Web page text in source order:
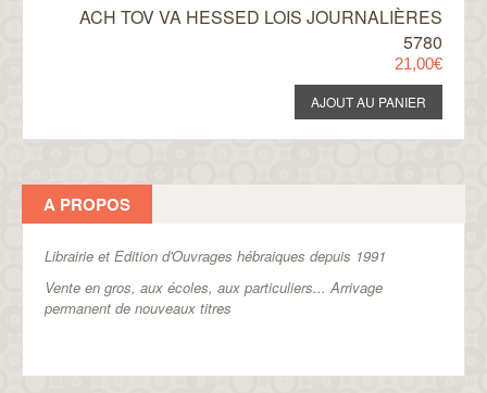
ACH TOV VA HESSED LOIS JOURNALIÈRES
5780
21,00€
A PROPOS
Librairie et Edition d'Ouvrages hébraiques depuis 1991
Vente en gros, aux écoles, aux particuliers...Arrivage
permanent de nouveaux titres